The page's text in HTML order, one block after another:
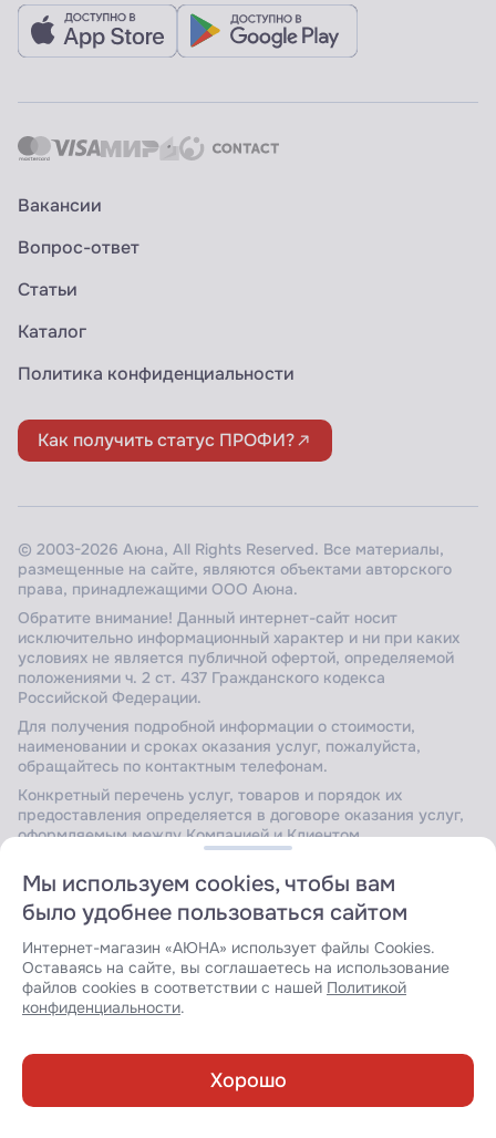
Вакансии
Вопрос-ответ
Статьи
Каталог
Политика конфиденциальности
Как получить статус ПРОФИ?
© 2003-2026 Аюна, All Rights Reserved. Все материалы,
размещенные на сайте, являются объектами авторского
права, принадлежащими ООО Аюна.
Обратите внимание! Данный интернет-сайт носит
исключительно информационный характер и ни при каких
условиях не является публичной офертой, определяемой
положениями ч. 2 ст. 437 Гражданского кодекса
Российской Федерации.
Для получения подробной информации о стоимости,
наименовании и сроках оказания услуг, пожалуйста,
обращайтесь по контактным телефонам.
Конкретный перечень услуг, товаров и порядок их
предоставления определяется в договоре оказания услуг,
оформляемым между Компанией и Клиентом.
Сайт защищен Yandex SmartCaptcha.Уведомление об
условиях обработки данных сервисом.
Мы используем cookies, чтобы вам
было удобнее пользоваться сайтом
Интернет-магазин «АЮНА» использует файлы Cookies.
Оставаясь на сайте, вы соглашаетесь на использование
файлов cookies в соответствии с нашей Политикой
конфиденциальности.
Хорошо